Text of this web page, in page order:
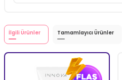
İlgili Ürünler Tamamlayıcı Ürünler